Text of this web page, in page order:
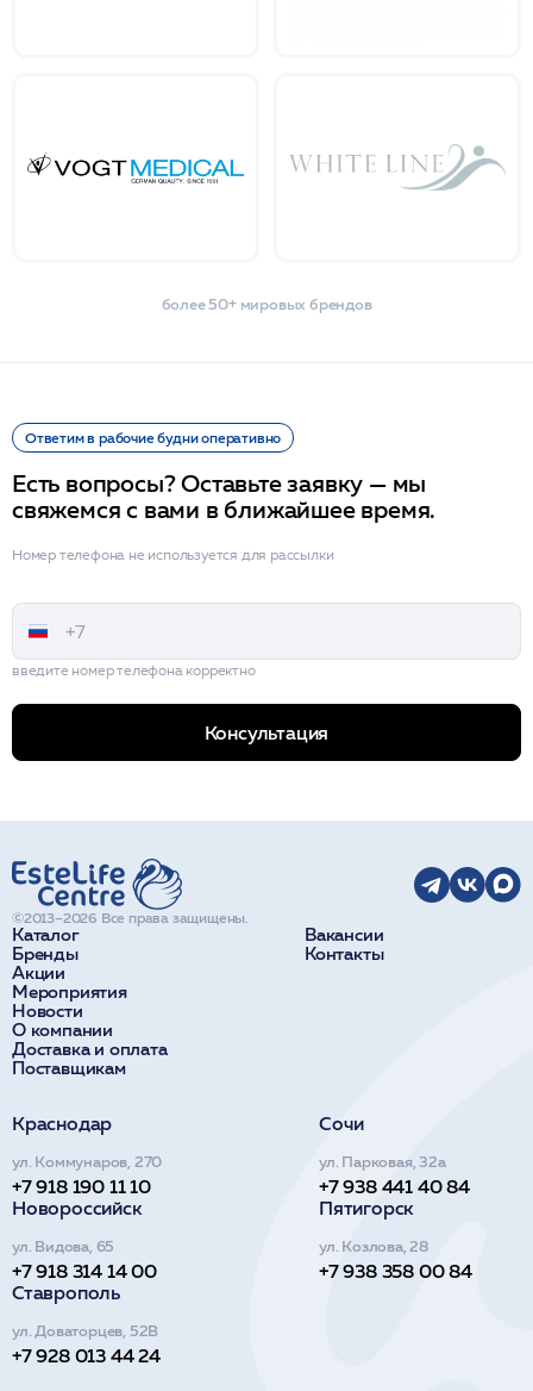
более 50+ мировых брендов
Ответим в рабочие будни оперативно
Есть вопросы? Оставьте заявку — мы
свяжемся с вами в ближайшее время.
Номер телефона не используется для рассылки
введите номер телефона корректно
Консультация
Каталог
Бренды
Акции
Мероприятия
Новости
О компании
Доставка и оплата
Поставщикам
Вакансии
Контакты
©2013–2026 Все права защищены.
Краснодар
ул. Коммунаров, 270
+7 918 190 11 10
Сочи
ул. Парковая, 32а
+7 938 441 40 84
Новороссийск
ул. Видова, 65
+7 918 314 14 00
Пятигорск
ул. Козлова, 28
+7 938 358 00 84
Ставрополь
ул. Доваторцев, 52В
+7 928 013 44 24